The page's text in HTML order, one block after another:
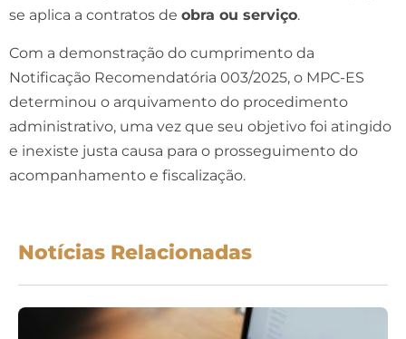
se aplica a contratos de obra ou serviço.
Com a demonstração do cumprimento da
Notificação Recomendatória 003/2025, o MPC-ES
determinou o arquivamento do procedimento
administrativo, uma vez que seu objetivo foi atingido
e inexiste justa causa para o prosseguimento do
acompanhamento e fiscalização.
Notícias Relacionadas